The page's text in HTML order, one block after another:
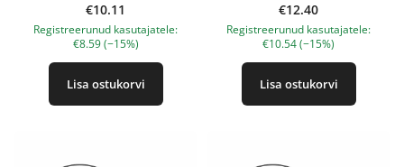
€10.11
Registreerunud kasutajatele:
€8.59 (−15%)
Lisa ostukorvi
€12.40
Registreerunud kasutajatele:
€10.54 (−15%)
Lisa ostukorvi